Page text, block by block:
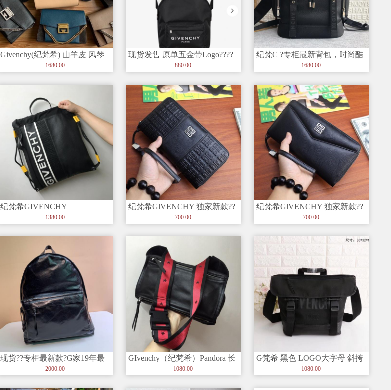
Givenchy(纪梵希) 山羊皮 风琴
式 GV3单肩包1680.00
现货发售 原单五金带Logo????
Givenchy 纪梵880.00
纪梵C ?专柜最新背包，时尚酷
炫?进口头层牛皮?专柜品质
1680.00
纪梵希GIVENCHY
MOTOCROSS 倒立GIVENC
1380.00
纪梵希GlVENCHY 独家新款??
【型号】1047高端大
700.00
纪梵希GlVENCHY 独家新款??
【型号】1045高端大
700.00
现货??专柜最新款?G家19年最
新款油蜡牛皮双肩背 潮流时尚
2000.00
GIvenchy（纪梵希）Pandora 长
方形标志 银色1080.00
G梵希 黑色 LOGO大字母 斜挎
包 法国时尚品牌 原采用进
1080.00